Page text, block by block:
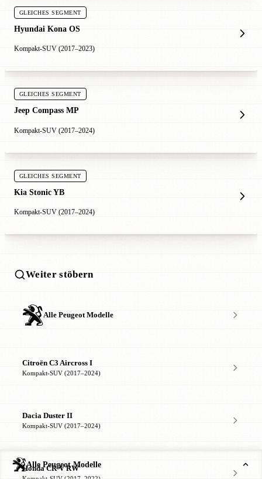
GLEICHES SEGMENT
Hyundai Kona OS
Kompakt-SUV (2017–2023)
GLEICHES SEGMENT
Jeep Compass MP
Kompakt-SUV (2017–2024)
GLEICHES SEGMENT
Kia Stonic YB
Kompakt-SUV (2017–2024)
Weiter stöbern
Alle Peugeot Modelle
Citroën C3 Aircross I
Kompakt-SUV (2017–2024)
Dacia Duster II
Kompakt-SUV (2017–2024)
Honda CR-V RW
Alle Peugeot Modelle